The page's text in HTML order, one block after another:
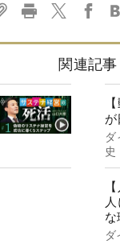
関連記事
史